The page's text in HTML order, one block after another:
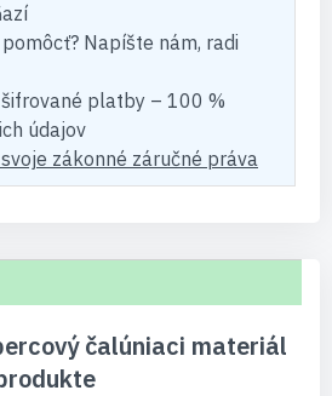
Napíšte nám, radi
platby – 100 %
údajov
zákonné záručné práva
čalúniaci materiál